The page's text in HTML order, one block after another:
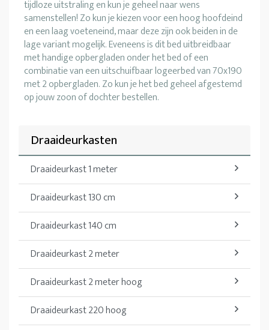
tijdloze uitstraling en kun je geheel naar wens
samenstellen! Zo kun je kiezen voor een hoog hoofdeind
en een laag voeteneind, maar deze zijn ook beiden in de
lage variant mogelijk. Eveneens is dit bed uitbreidbaar
met handige opbergladen onder het bed of een
combinatie van een uitschuifbaar logeerbed van 70x190
met 2 opbergladen. Zo kun je het bed geheel afgestemd
op jouw zoon of dochter bestellen.
Draaideurkasten
Draaideurkast 1 meter
Draaideurkast 130 cm
Draaideurkast 140 cm
Draaideurkast 2 meter
Draaideurkast 2 meter hoog
Draaideurkast 220 hoog